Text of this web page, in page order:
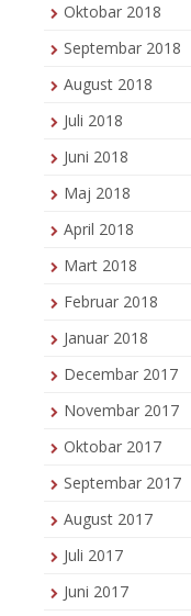
Oktobar 2018
Septembar 2018
August 2018
Juli 2018
Juni 2018
Maj 2018
April 2018
Mart 2018
Februar 2018
Januar 2018
Decembar 2017
Novembar 2017
Oktobar 2017
Septembar 2017
August 2017
Juli 2017
Juni 2017